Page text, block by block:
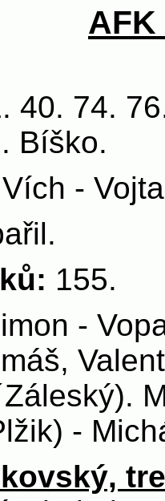
AFK
40. 74.
Bíško.
Vích -
155.
-
-